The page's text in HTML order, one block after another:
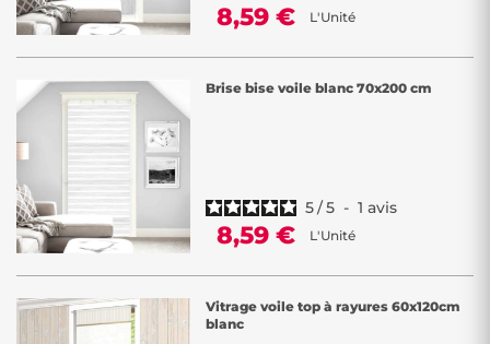
8,59 € L'Unité
Brise bise voile blanc 70x200 cm
5/5 - 1 avis
8,59 € L'Unité
Vitrage voile top à rayures 60x120cm
blanc